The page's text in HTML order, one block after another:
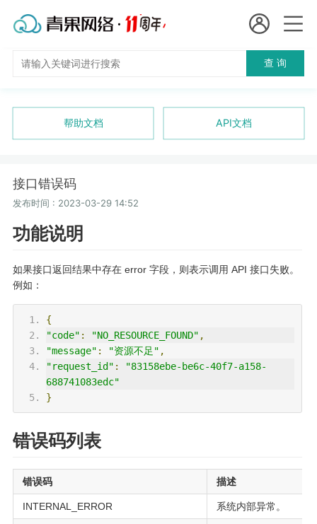
国
短效代理
隧道代理
独享代理
长效代理
进入控制台
查 询
帮助文档 API文档
接口错误码
发布时间 : 2023-03-29 14:52
功能说明
如果接口返回结果中存在 error 字段，则表示调用 API 接口失败。
例如：
{
"code" : "NO_RESOURCE_FOUND" ,
"message" : "资源不足" ,
"request_id" :
"83158ebe-be6c-40f7-a158-
688741083edc"
}
错误码列表
错误码 描述
INTERNAL_ERROR 系统内部异常。